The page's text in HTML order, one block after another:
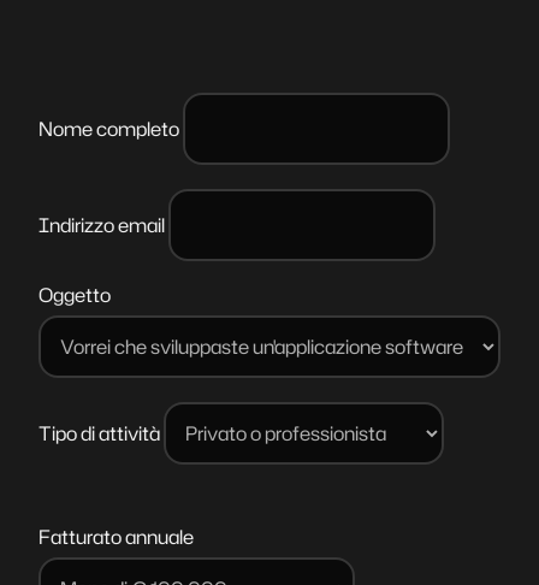
Nome completo
Indirizzo email
Oggetto
Tipo di attività
Fatturato annuale